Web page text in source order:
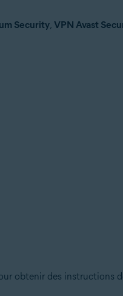
Security, VPN Avast
obtenir des instructions